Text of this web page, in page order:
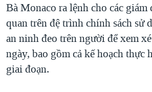
Bà Monaco ra lệnh cho các giám
quan trên đệ trình chính sách sử
an ninh đeo trên người để xem
ngày, bao gồm cả kế hoạch thực
giai đoạn.